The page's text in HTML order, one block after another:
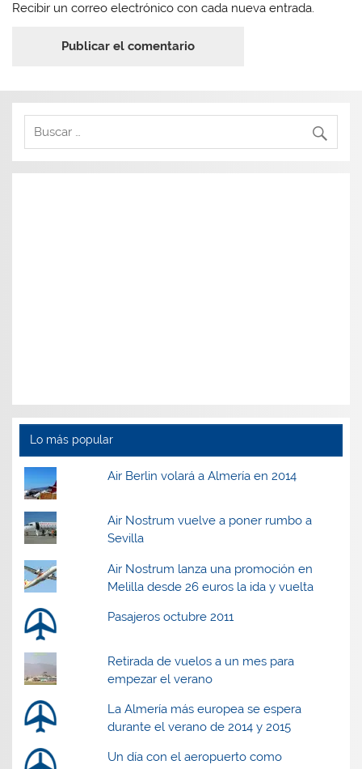
Recibir un correo electrónico con cada nueva entrada.
Lo más popular
Air Berlin volará a Almería en 2014
Air Nostrum vuelve a poner rumbo a
Sevilla
Air Nostrum lanza una promoción en
Melilla desde 26 euros la ida y vuelta
Pasajeros octubre 2011
Retirada de vuelos a un mes para
empezar el verano
La Almería más europea se espera
durante el verano de 2014 y 2015
Un día con el aeropuerto como